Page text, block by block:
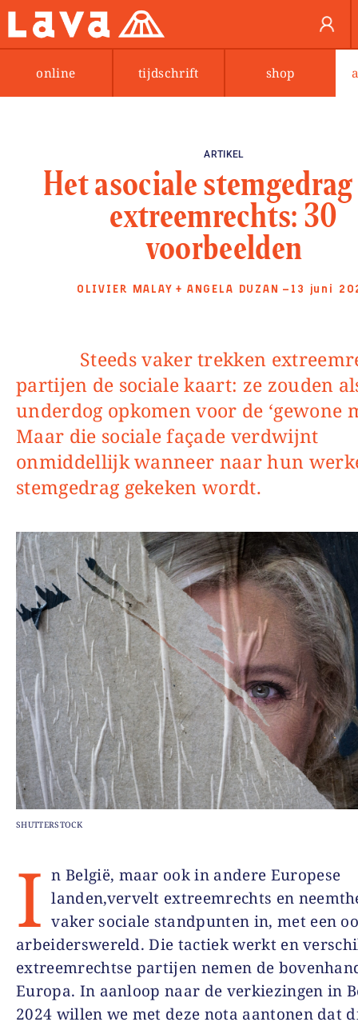
online tijdschrift shop
ARTIKEL
Het asociale
extreemrechts: 30
voorbeelden
OLIVIER MALAY + ANGELA DUZAN —13 juni
Steeds vaker trekken extreemrechtse
partijen de sociale kaart: ze zouden
underdog opkomen voor de ‘gewone
Maar die sociale façade verdwijnt
onmiddellijk wanneer naar hun
stemgedrag gekeken wordt.
SHUTTERSTOCK
I n België, maar ook in andere Europese
landen,vervelt extreemrechts en
vaker sociale standpunten in, met een
arbeiderswereld. Die tactiek werkt en
extreemrechtse partijen nemen de
Europa. In aanloop naar de verkiezingen in
2024 willen we met deze nota aantonen dat